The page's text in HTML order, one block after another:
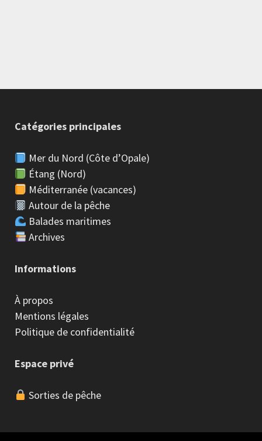
Catégories principales
Mer du Nord (Côte d’Opale)
Étang (Nord)
Méditerranée (vacances)
Autour de la pêche
Balades maritimes
Archives
Informations
À propos
Mentions légales
Politique de confidentialité
Espace privé
Sorties de pêche